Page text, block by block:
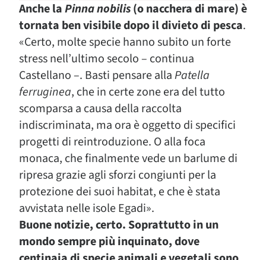
Anche laPinna nobilis(o nacchera di mare) è
tornata ben visibile dopo il divieto di pesca.
«Certo, molte specie hanno subito un forte
stress nell’ultimo secolo – continua
Castellano –. Basti pensare allaPatella
ferruginea, che in certe zone era del tutto
scomparsa a causa della raccolta
indiscriminata, ma ora è oggetto di specifici
progetti di reintroduzione. O alla foca
monaca, che finalmente vede un barlume di
ripresa grazie agli sforzi congiunti per la
protezione dei suoi habitat, e che è stata
avvistata nelle isole Egadi».
Buone notizie, certo. Soprattutto in un
mondo sempre più inquinato, dove